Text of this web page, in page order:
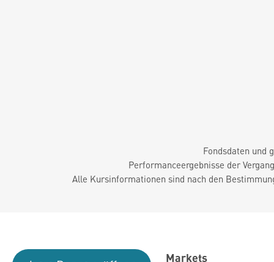
Fondsdaten und
Performanceergebnisse der
Alle Kursinformationen sind nach den
Markets